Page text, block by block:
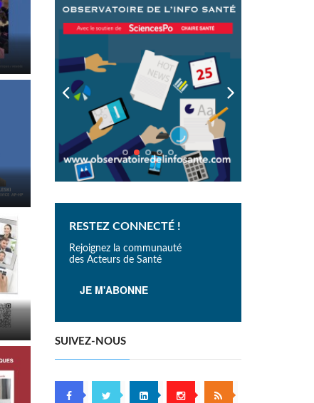
RESTEZ CONNECTÉ !
Rejoignez la communauté
des Acteurs de Santé
JE M'ABONNE
SUIVEZ-NOUS